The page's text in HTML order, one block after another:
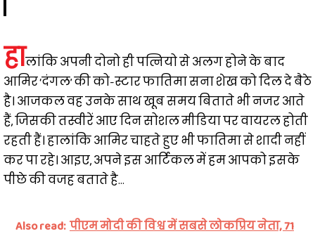
हालांकि अपनी दोनो ही पत्नियो से अलग होने के बाद
आमिर ‘दंगल’ की को-स्टार फातिमा सना शेख को दिल दे बैठे
है। आजकल वह उनके साथ खूब समय बिताते भी नजर आते
हैं, जिसकी तस्वीरें आए दिन सोशल मीडिया पर वायरल होती
रहती हैं। हालांकि आमिर चाहते हुए भी फातिमा से शादी नहीं
कर पा रहे। आइए, अपने इस आर्टिकल में हम आपको इसके
पीछे की वजह बताते है…
Also read: पीएम मोदी की विश्व में सबसे लोकप्रिय नेता, 71